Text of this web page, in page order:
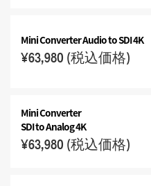
Mini ConverterAudio to SDI 4K
¥63,980 (税込価格)
Mini Converter
SDI to Analog 4K
¥63,980 (税込価格)